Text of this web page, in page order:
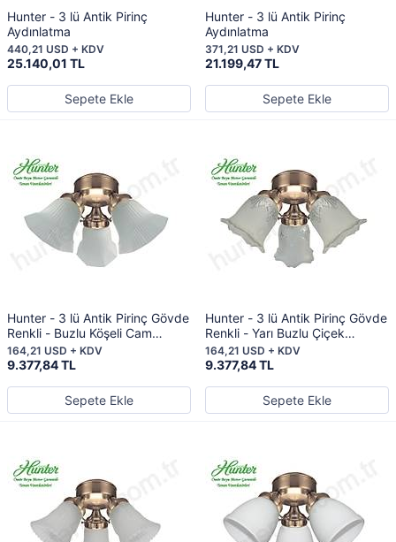
Hunter - 3 lü Antik Pirinç
Aydınlatma
25.140,01 TL
440,21 USD + KDV
Sepete Ekle
Hunter - 3 lü Antik Pirinç
Aydınlatma
21.199,47 TL
371,21 USD + KDV
Sepete Ekle
Hunter - 3 lü Antik Pirinç Gövde
Renkli - Buzlu Köşeli Cam
Aydınlatma
9.377,84 TL
164,21 USD + KDV
Sepete Ekle
Hunter - 3 lü Antik Pirinç Gövde
Renkli - Yarı Buzlu Çiçek
Desenli Zil Cam Aydınlatma
9.377,84 TL
164,21 USD + KDV
Sepete Ekle